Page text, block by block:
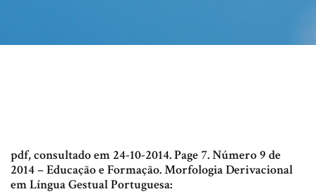
pdf, consultado em 24-10-2014. Page 7. Número 9 de
2014 – Educação e Formação. Morfologia Derivacional
em Língua Gestual Portuguesa: